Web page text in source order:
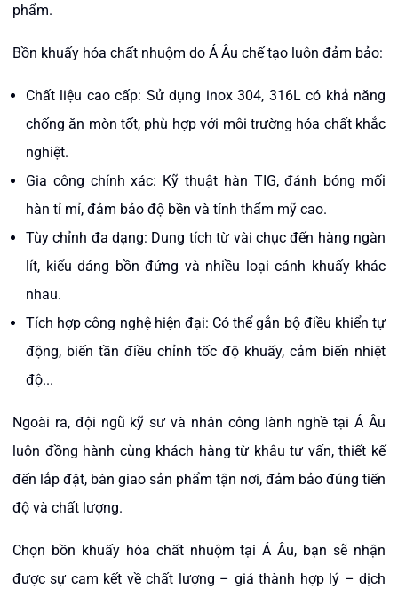
phẩm.
Bồn khuấy hóa chất nhuộm do Á Âu chế tạo luôn đảm bảo:
Chất liệu cao cấp: Sử dụng inox 304, 316L có khả năng
chống ăn mòn tốt, phù hợp với môi trường hóa chất khắc
nghiệt.
Gia công chính xác: Kỹ thuật hàn TIG, đánh bóng mối
hàn tỉ mỉ, đảm bảo độ bền và tính thẩm mỹ cao.
Tùy chỉnh đa dạng: Dung tích từ vài chục đến hàng ngàn
lít, kiểu dáng bồn đứng và nhiều loại cánh khuấy khác
nhau.
Tích hợp công nghệ hiện đại: Có thể gắn bộ điều khiển tự
động, biến tần điều chỉnh tốc độ khuấy, cảm biến nhiệt
độ...
Ngoài ra, đội ngũ kỹ sư và nhân công lành nghề tại Á Âu
luôn đồng hành cùng khách hàng từ khâu tư vấn, thiết kế
đến lắp đặt, bàn giao sản phẩm tận nơi, đảm bảo đúng tiến
độ và chất lượng.
Chọn bồn khuấy hóa chất nhuộm tại Á Âu, bạn sẽ nhận
được sự cam kết về chất lượng – giá thành hợp lý – dịch